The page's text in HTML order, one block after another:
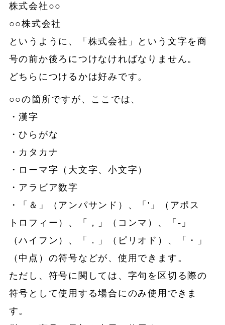
株式会社○○
○○株式会社
というように、「株式会社」という文字を商
号の前か後ろにつけなければなりません。
どちらにつけるかは好みです。
○○の箇所ですが、ここでは、
・漢字
・ひらがな
・カタカナ
・ローマ字（大文字、小文字）
・アラビア数字
・「＆」（アンパサンド）、「'」（アポス
トロフィー）、「，」（コンマ）、「‐」
（ハイフン）、「．」（ピリオド）、「・」
（中点）の符号などが、使用できます。
ただし、符号に関しては、字句を区切る際の
符号として使用する場合にのみ使用できま
す。